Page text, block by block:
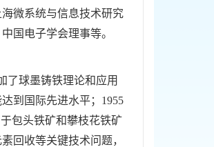
微系统与信息技术研究
国电子学会理事等。
了球墨铸铁理论和应用
到国际先进水平；1955
包头铁矿和攀枝花铁矿
回收等关键技术问题，